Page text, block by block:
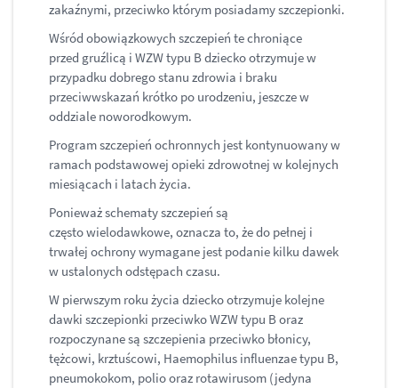
zakaźnymi, przeciwko którym posiadamy szczepionki.
Wśród obowiązkowych szczepień te chroniące
przed gruźlicą i WZW typu B dziecko otrzymuje w
przypadku dobrego stanu zdrowia i braku
przeciwwskazań krótko po urodzeniu, jeszcze w
oddziale noworodkowym.
Program szczepień ochronnych jest kontynuowany w
ramach podstawowej opieki zdrowotnej w kolejnych
miesiącach i latach życia.
Ponieważ schematy szczepień są
często wielodawkowe, oznacza to, że do pełnej i
trwałej ochrony wymagane jest podanie kilku dawek
w ustalonych odstępach czasu.
W pierwszym roku życia dziecko otrzymuje kolejne
dawki szczepionki przeciwko WZW typu B oraz
rozpoczynane są szczepienia przeciwko błonicy,
tężcowi, krztuścowi, Haemophilus influenzae typu B,
pneumokokom, polio oraz rotawirusom (jedyna